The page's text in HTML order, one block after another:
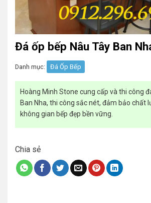
Đá ốp bếp Nâu Tây Ban
Danh mục: Đá Ốp Bếp
Hoàng Minh Stone cung cấp và thi công
Ban Nha, thi công sắc nét, đảm bảo chất
không gian bếp đẹp bền vững.
Chia sẻ